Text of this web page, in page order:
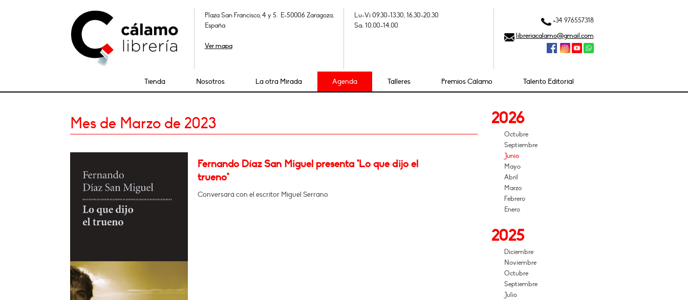
Plaza San Francisco, 4 y 5. E-50006 Zaragoza,
España
Ver mapa
Lu-Vi 09.30-13.30, 16.30-20.30
Sa: 10.00-14.00
+34 976557318
libreriacalamo@gmail.com
Tienda Nosotros La otra Mirada Agenda Talleres Premios Cálamo Talento Editorial
Mes de Marzo de 2023
Fernando Díaz San Miguel presenta "Lo que dijo el
trueno"
Conversará con el escritor Miguel Serrano
2026
Octubre
Septiembre
Junio
Mayo
Abril
Marzo
Febrero
Enero
2025
Diciembre
Noviembre
Octubre
Septiembre
Julio